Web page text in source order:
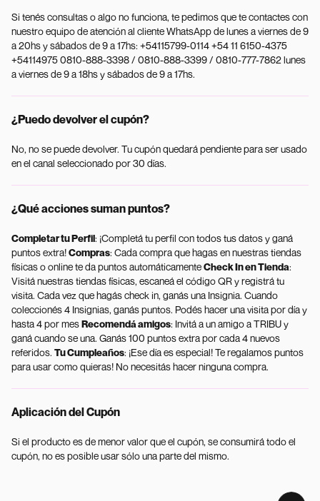
Si tenés consultas o algo no funciona, te pedimos que te contactes con
nuestro equipo de atención al cliente WhatsApp de lunes a viernes de 9
a 20hs y sábados de 9 a 17hs: +54115799-0114 +54 11 6150-4375
+54114975 0810-888-3398 / 0810-888-3399 / 0810-777-7862 lunes
a viernes de 9 a 18hs y sábados de 9 a 17hs.
¿Puedo devolver el cupón?
No, no se puede devolver. Tu cupón quedará pendiente para ser usado
en el canal seleccionado por 30 días.
¿Qué acciones suman puntos?
Completar tu Perfil: ¡Completá tu perfil con todos tus datos y ganá
puntos extra!Compras: Cada compra que hagas en nuestras tiendas
físicas o online te da puntos automáticamenteCheck In en Tienda:
Visitá nuestras tiendas físicas, escaneá el código QR y registrá tu
visita. Cada vez que hagás check in, ganás una Insignia. Cuando
coleccionés 4 Insignias, ganás puntos. Podés hacer una visita por día y
hasta 4 por mesRecomendá amigos: Invitá a un amigo a TRIBU y
ganá cuando se una. Ganás 100 puntos extra por cada 4 nuevos
referidos. Tu Cumpleaños: ¡Ese día es especial! Te regalamos puntos
para usar como quieras! No necesitás hacer ninguna compra.
Aplicación del Cupón
Si el producto es de menor valor que el cupón, se consumirá todo el
cupón, no es posible usar sólo una parte del mismo.